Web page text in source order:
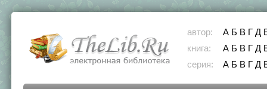
автор: А Б В Г Д
книга:
А Б В Г Д
серия:
А Б В Г Д